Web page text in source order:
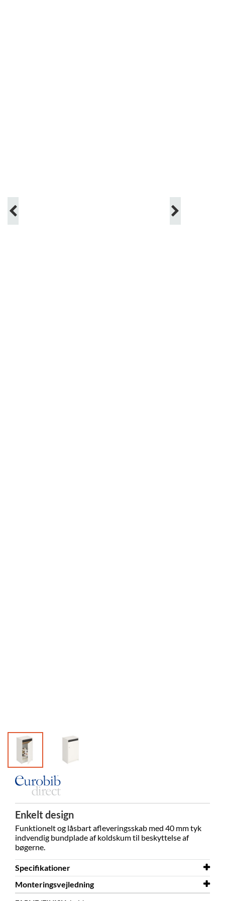
Enkelt design
Funktionelt og låsbart afleveringsskab med 40 mm tyk
indvendig bundplade af koldskum til beskyttelse af
bøgerne.
Specifikationer
Bredde
Monteringsvejledning